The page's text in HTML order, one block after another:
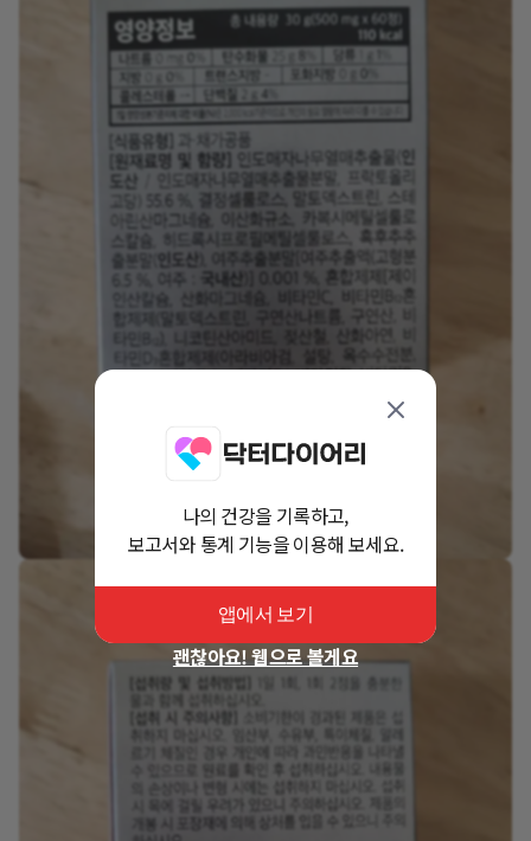
나의 건강을 기록하고,
보고서와 통계 기능을 이용해 보세요.
앱에서 보기
괜찮아요! 웹으로 볼게요